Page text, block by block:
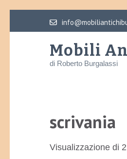
to
Mobili
di Roberto Burgalassi
scrivania
Visualizzazione di